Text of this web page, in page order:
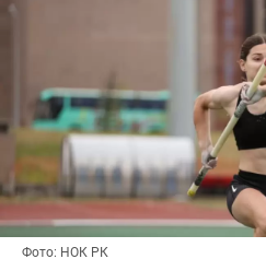
Фото: НОК РК